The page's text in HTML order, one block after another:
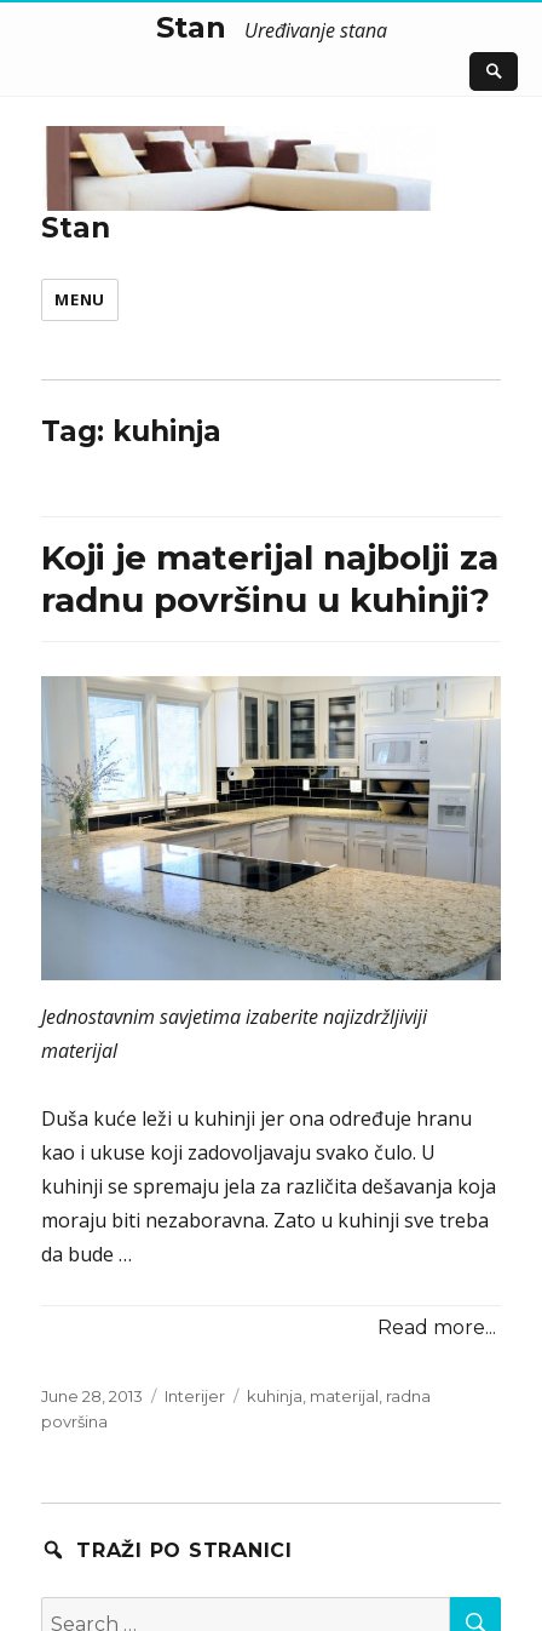
Stan Uređivanje stana
Stan
MENU
Tag: kuhinja
Koji je materijal najbolji za
radnu površinu u kuhinji?
Jednostavnim savjetima izaberite najizdržljiviji
materijal
Duša kuće leži u kuhinji jer ona određuje hranu
kao i ukuse koji zadovoljavaju svako čulo. U
kuhinji se spremaju jela za različita dešavanja koja
moraju biti nezaboravna. Zato u kuhinji sve treba
da bude …
Read more...
Posted
on
June 28, 2013 Categories
Interijer Tags
kuhinja materijal radna
površina
TRAŽI PO STRANICI
Search